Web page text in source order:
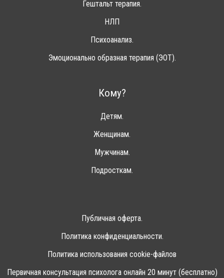
Гештальт терапия.
НЛП
Психоанализ.
Эмоционально образная терапия (ЭОТ).
Кому?
Детям.
Женщинам.
Мужчинам.
Подросткам.
Публичная оферта.
Политика конфиденциальности.
Политика использования cookie-файлов
Первичная консультация психолога онлайн 20 минут (бесплатно)